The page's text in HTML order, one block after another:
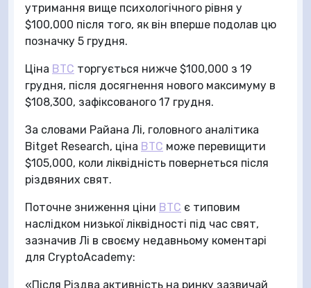
утримання вище психологічного рівня у
$100,000 після того, як він вперше подолав цю
позначку 5 грудня.
Ціна BTC торгується нижче $100,000 з 19
грудня, після досягнення нового максимуму в
$108,300, зафіксованого 17 грудня.
За словами Райана Лі, головного аналітика
Bitget Research, ціна BTC може перевищити
$105,000, коли ліквідність повернеться після
різдвяних свят.
Поточне зниження ціни BTC є типовим
наслідком низької ліквідності під час свят,
зазначив Лі в своєму недавньому коментарі
для CryptoAcademy:
«Після Різдва активність на ринку зазвичай